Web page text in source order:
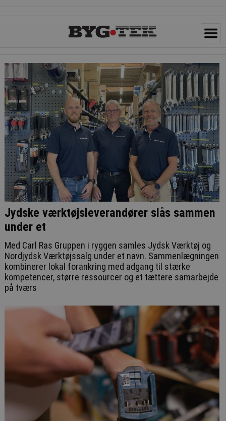
Jydske værktøjsleverandører slås sammen
under et
Med Carl Ras Gruppen i ryggen samles Jydsk Værktøj og
Nordjydsk Værktøjssalg under et navn. Sammenlægningen
kombinerer lokal forankring med adgang til stærke
kompetencer, større ressourcer og et tættere samarbejde
på tværs